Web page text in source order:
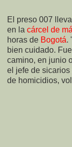
El preso 007
en la cárcel de
horas de Bogotá.
bien cuidado.
camino, en junio
el jefe de
de homicidios,